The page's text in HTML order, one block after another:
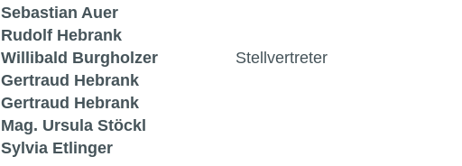
Sebastian Auer
Rudolf Hebrank
Willibald Burgholzer
Stellvertreter
Gertraud Hebrank
Gertraud Hebrank
Mag. Ursula Stöckl
Sylvia Etlinger